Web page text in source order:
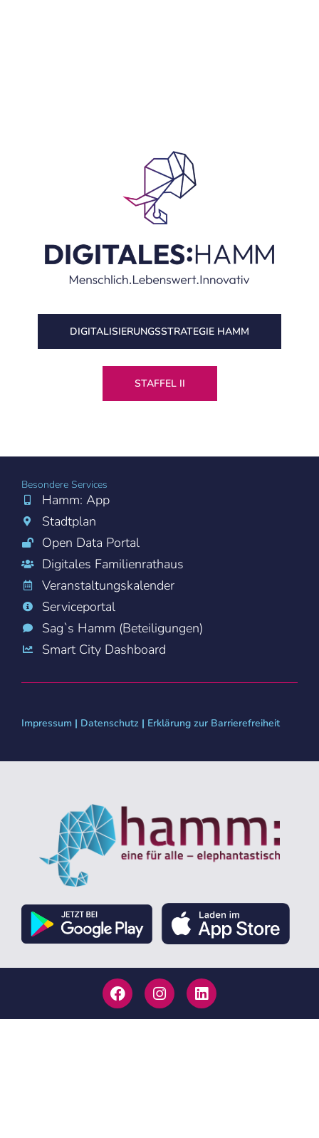
DIGITALISIERUNGS­STRATEGIE HAMM
STAFFEL II
Besondere Services
Hamm: App
Stadtplan
Open Data Portal
Digitales Familienrathaus
Veranstaltungskalender
Serviceportal
Sag`s Hamm (Beteiligungen)
Smart City Dashboard
Impressum | Datenschutz | Erklärung zur Barrierefreiheit